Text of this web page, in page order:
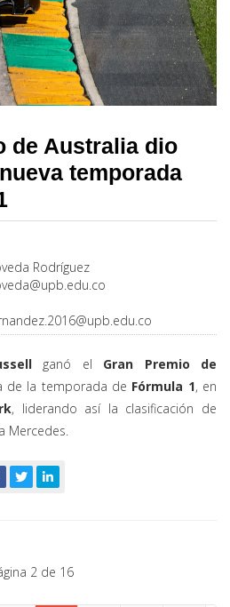
de Australia dio
temporada
Rodríguez
ganó el Gran Premio de
de la temporada de Fórmula 1, en
, liderando así la clasificación de
Mercedes.
2 de 16